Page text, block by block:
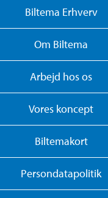
Biltema Erhverv
Om Biltema
Arbejd hos os
Vores koncept
Biltemakort
Persondatapolitik